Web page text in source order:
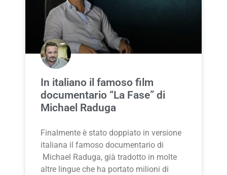
In italiano il famoso film
documentario “La Fase” di
Michael Raduga
Finalmente è stato doppiato in versione
italiana il famoso documentario di
Michael Raduga, già tradotto in molte
altre lingue che ha portato milioni di